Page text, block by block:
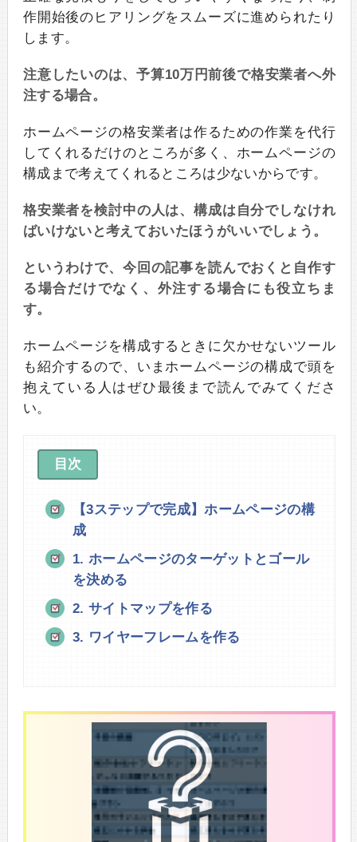
作開始後のヒアリングをスムーズに進められたり
します。
注意したいのは、予算10万円前後で格安業者へ外
注する場合。
ホームページの格安業者は作るための作業を代行
してくれるだけのところが多く、ホームページの
構成まで考えてくれるところは少ないからです。
格安業者を検討中の人は、構成は自分でしなけれ
ばいけないと考えておいたほうがいいでしょう。
というわけで、今回の記事を読んでおくと自作す
る場合だけでなく、外注する場合にも役立ちま
す。
ホームページを構成するときに欠かせないツール
も紹介するので、いまホームページの構成で頭を
抱えている人はぜひ最後まで読んでみてくださ
い。
目次
【3ステップで完成】ホームページの構
成
1. ホームページのターゲットとゴール
を決める
2. サイトマップを作る
3. ワイヤーフレームを作る